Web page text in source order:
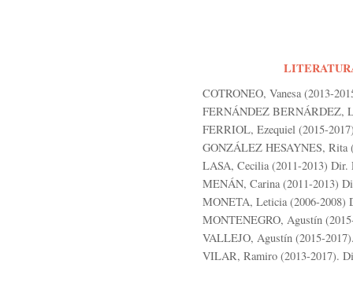
COTRONEO, Vanesa (2013-
FERNÁNDEZ BERNÁRDEZ,
FERRIOL, Ezequiel (2015-
GONZÁLEZ HESAYNES, Rita
LASA, Cecilia (2011-2013) Dir.
MENÁN, Carina (2011-2013)
MONETA, Leticia (2006-2008)
MONTENEGRO, Agustín
VALLEJO, Agustín (2015-
VILAR, Ramiro (2013-2017).